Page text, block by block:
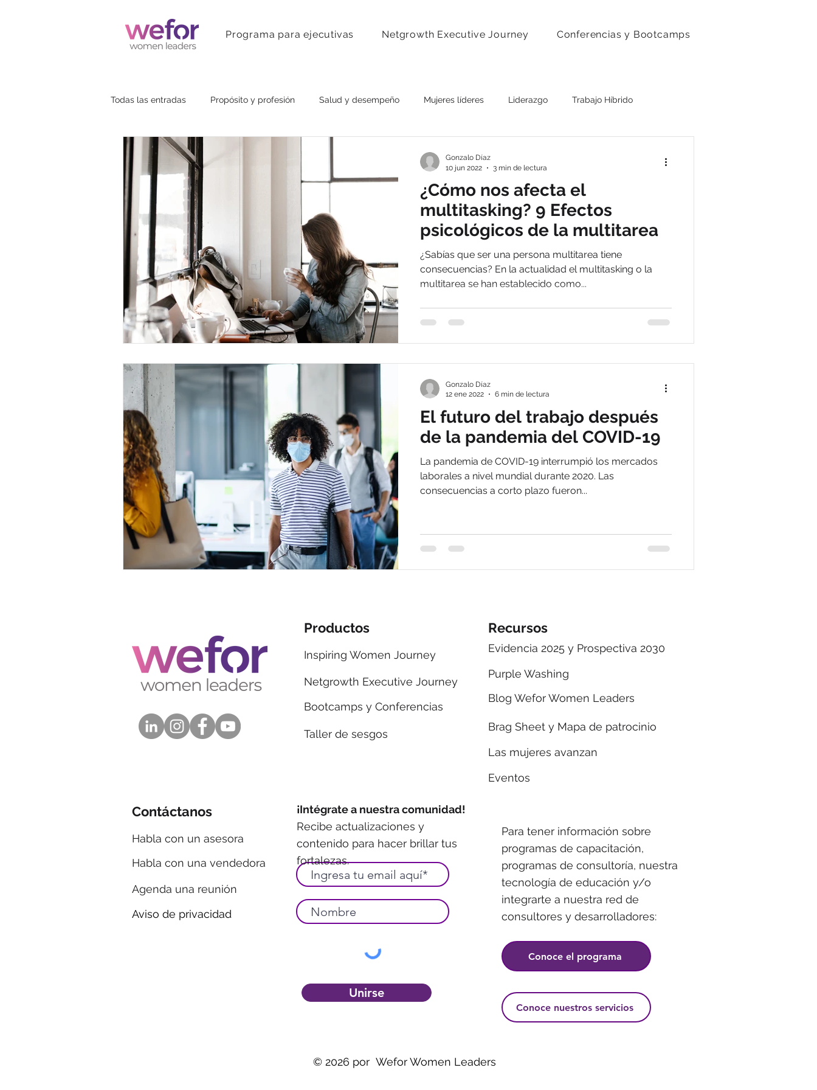
Programa para ejecutivas Netgrowth Executive Journey Conferencias y Bootcamps
Todas las entradas Propósito y profesión Salud y desempeño Mujeres líderes Liderazgo Trabajo Híbrido
Estratégia
¿Cómo nos afecta el
multitasking? 9 Efectos
psicológicos de la multitarea
¿Sabías que ser una persona multitarea tiene
consecuencias? En la actualidad el multitasking o la
multitarea se han establecido como...
Gonzalo Díaz
10 jun 2022
3 min de lectura
El futuro del trabajo después
de la pandemia del COVID-19
La pandemia de COVID-19 interrumpió los mercados
laborales a nivel mundial durante 2020. Las
consecuencias a corto plazo fueron...
Gonzalo Díaz
12 ene 2022
6 min de lectura
Productos
Inspiring Women Journey
Netgrowth Executive Journey
Bootcamps y Conferencias
Taller de sesgos
Recursos
Evidencia 2025 y Prospectiva 2030
Blog Wefor Women Leaders
Eventos
Purple Washing
Brag Sheet y Mapa de patrocinio
Las mujeres avanzan
Unirse
¡Intégrate a nuestra comunidad!
Recibe actualizaciones y
contenido para hacer brillar tus
fortalezas.
Contáctanos
Habla con un asesora
Habla con una vendedora
Agenda una reunión
Aviso de privacidad
Para tener información sobre
programas de capacitación,
programas de consultoría, nuestra
tecnología de educación y/o
integrarte a nuestra red de
consultores y desarrolladores:
Conoce el programa
Conoce nuestros servicios
© 2026 por Wefor Women Leaders